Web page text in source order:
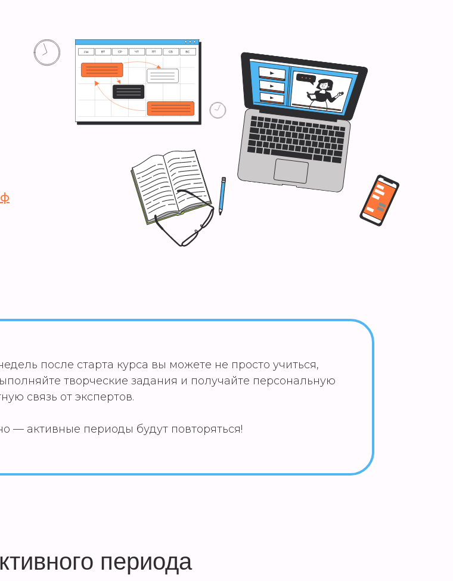
после старта курса вы можете не просто учиться,
творческие задания и получайте персональную
связь от экспертов.
— активные периоды будут повторяться!
периода